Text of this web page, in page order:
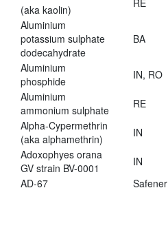
(aka kaolin)
RE
Aluminium
potassium sulphate
dodecahydrate
BA
Aluminium
phosphide
IN, RO
Aluminium
ammonium sulphate
RE
Alpha-Cypermethrin
(aka alphamethrin)
IN
Adoxophyes orana
GV strain BV-0001
IN
AD-67
Safener